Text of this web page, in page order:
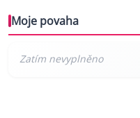
Moje povaha